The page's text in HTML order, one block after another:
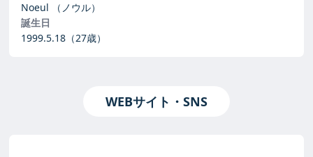
Noeul
（ノウル）
誕生日
1999.5.18 （27歳）
WEBサイト・SNS